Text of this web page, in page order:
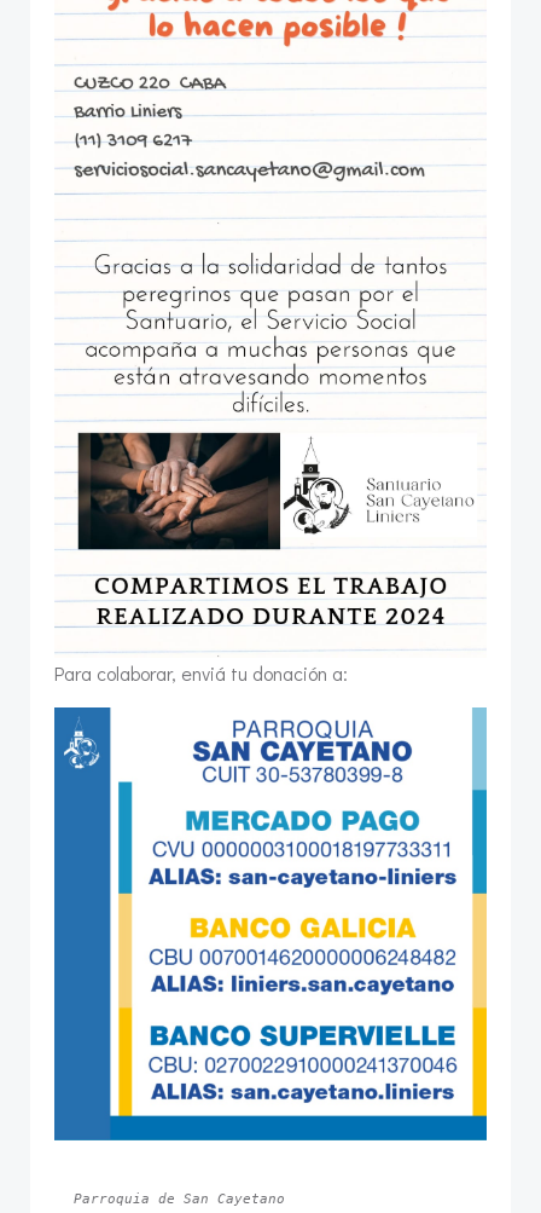
Para colaborar, enviá tu donación a:
Parroquia de San Cayetano